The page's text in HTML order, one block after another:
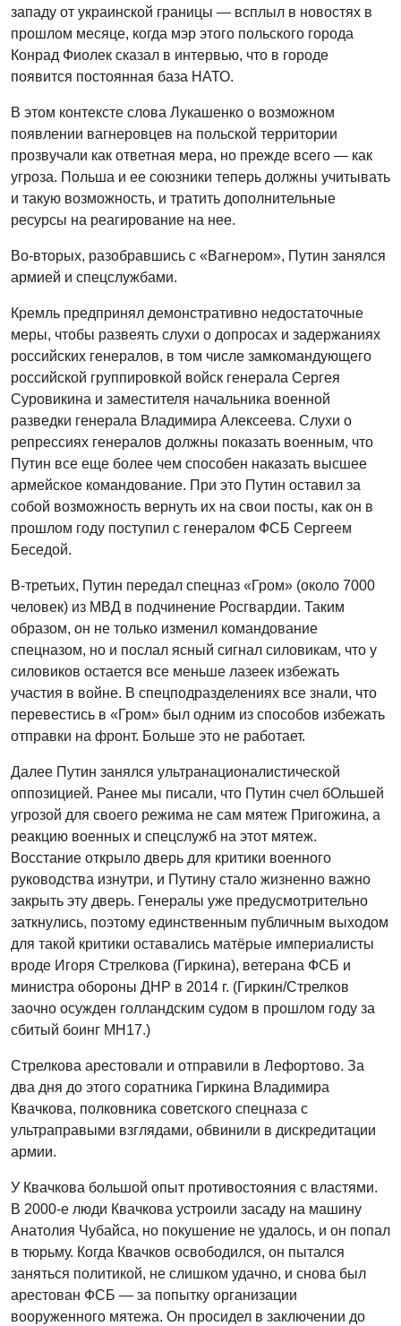
западу от украинской границы — всплыл в новостях в
прошлом месяце, когда мэр этого польского города
Конрад Фиолек сказал в интервью, что в городе
появится постоянная база НАТО.
В этом контексте слова Лукашенко о возможном
появлении вагнеровцев на польской территории
прозвучали как ответная мера, но прежде всего — как
угроза. Польша и ее союзники теперь должны учитывать
и такую возможность, и тратить дополнительные
ресурсы на реагирование на нее.
Во-вторых, разобравшись с «Вагнером», Путин занялся
армией и спецслужбами.
Кремль предпринял демонстративно недостаточные
меры, чтобы развеять слухи о допросах и задержаниях
российских генералов, в том числе замкомандующего
российской группировкой войск генерала Сергея
Суровикина и заместителя начальника военной
разведки генерала Владимира Алексеева. Слухи о
репрессиях генералов должны показать военным, что
Путин все еще более чем способен наказать высшее
армейское командование. При это Путин оставил за
собой возможность вернуть их на свои посты, как он в
прошлом году поступил с генералом ФСБ Сергеем
Беседой.
В-третьих, Путин передал спецназ «Гром» (около 7000
человек) из МВД в подчинение Росгвардии. Таким
образом, он не только изменил командование
спецназом, но и послал ясный сигнал силовикам, что у
силовиков остается все меньше лазеек избежать
участия в войне. В спецподразделениях все знали, что
перевестись в «Гром» был одним из способов избежать
отправки на фронт. Больше это не работает.
Далее Путин занялся ультранационалистической
оппозицией. Ранее мы писали, что Путин счел бОльшей
угрозой для своего режима не сам мятеж Пригожина, а
реакцию военных и спецслужб на этот мятеж.
Восстание открыло дверь для критики военного
руководства изнутри, и Путину стало жизненно важно
закрыть эту дверь. Генералы уже предусмотрительно
заткнулись, поэтому единственным публичным выходом
для такой критики оставались матёрые империалисты
вроде Игоря Стрелкова (Гиркина), ветерана ФСБ и
министра обороны ДНР в 2014 г. (Гиркин/Стрелков
заочно осужден голландским судом в прошлом году за
сбитый боинг MH17.)
Стрелкова арестовали и отправили в Лефортово. За
два дня до этого соратника Гиркина Владимира
Квачкова, полковника советского спецназа с
ультраправыми взглядами, обвинили в дискредитации
армии.
У Квачкова большой опыт противостояния с властями.
В 2000-е люди Квачкова устроили засаду на машину
Анатолия Чубайса, но покушение не удалось, и он попал
в тюрьму. Когда Квачков освободился, он пытался
заняться политикой, не слишком удачно, и снова был
арестован ФСБ — за попытку организации
вооруженного мятежа. Он просидел в заключении до